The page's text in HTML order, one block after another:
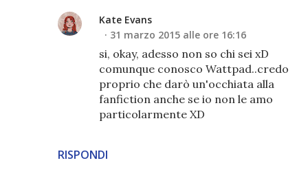
RISPONDI
Kate Evans
31 marzo 2015 alle ore 16:16
si, okay, adesso non so chi sei xD
comunque conosco Wattpad..credo
proprio che darò un'occhiata alla
fanfiction anche se io non le amo
particolarmente XD